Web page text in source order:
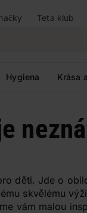
Teta klub
Hygiena Krása
děti. Jde o
skvělému
vám malou